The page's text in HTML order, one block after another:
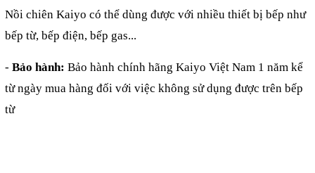
Nồi chiên Kaiyo có thể dùng được với nhiều thiết bị bếp như
bếp từ, bếp điện, bếp gas...
- Bảo hành: Bảo hành chính hãng Kaiyo Việt Nam 1 năm kể
từ ngày mua hàng đối với việc không sử dụng được trên bếp
từ